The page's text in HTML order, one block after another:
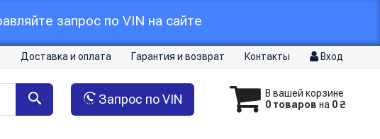
запрос по VIN на сайте
Доставка и оплата Гарантия и возврат Контакты Вход
В вашей корзине
0 товаров на 0 ₴
Запрос по VIN